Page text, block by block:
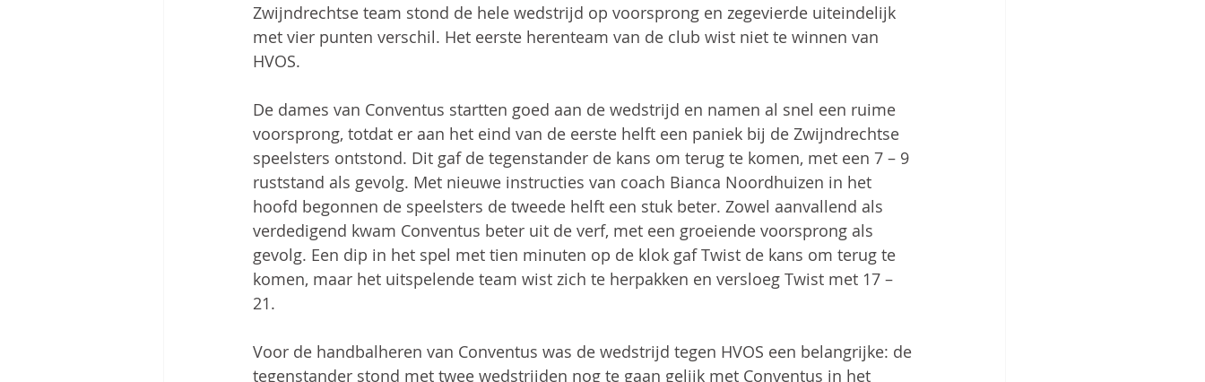
Zwijndrechtse team stond de hele wedstrijd op voorsprong en zegevierde uiteindelijk
met vier punten verschil. Het eerste herenteam van de club wist niet te winnen van
HVOS.
De dames van Conventus startten goed aan de wedstrijd en namen al snel een ruime
voorsprong, totdat er aan het eind van de eerste helft een paniek bij de Zwijndrechtse
speelsters ontstond. Dit gaf de tegenstander de kans om terug te komen, met een 7 – 9
ruststand als gevolg. Met nieuwe instructies van coach Bianca Noordhuizen in het
hoofd begonnen de speelsters de tweede helft een stuk beter. Zowel aanvallend als
verdedigend kwam Conventus beter uit de verf, met een groeiende voorsprong als
gevolg. Een dip in het spel met tien minuten op de klok gaf Twist de kans om terug te
komen, maar het uitspelende team wist zich te herpakken en versloeg Twist met 17 –
21.
Voor de handbalheren van Conventus was de wedstrijd tegen HVOS een belangrijke: de
tegenstander stond met twee wedstrijden nog te gaan gelijk met Conventus in het